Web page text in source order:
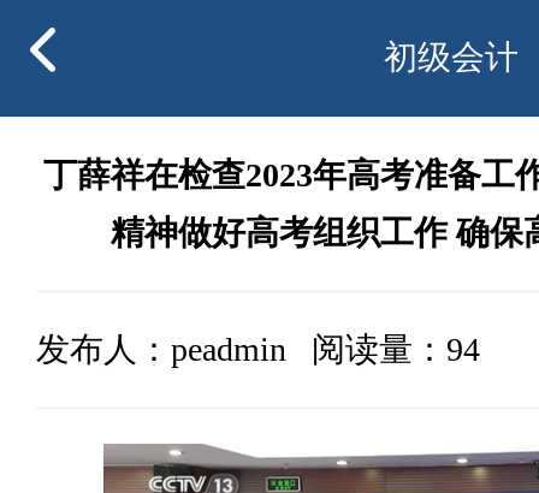
初级会计
丁薛祥在检查2023年高考准备工
精神做好高考组织工作 确保
发布人：peadmin 阅读量：94